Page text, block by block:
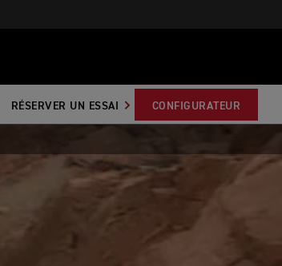
RÉSERVER UN ESSAI CONFIGURATEUR